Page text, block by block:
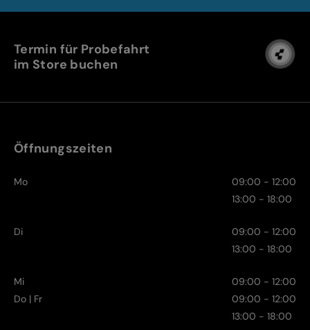
Termin für Probefahrt
im Store buchen
Öffnungszeiten
Mo
09:00 - 12:00
13:00 - 18:00
Di
09:00 - 12:00
13:00 - 18:00
Mi
09:00 - 12:00
Do | Fr
09:00 - 12:00
13:00 - 18:00